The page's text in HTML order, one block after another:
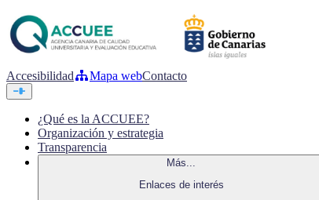
Accesibilidad Mapa webContacto
¿Qué es la ACCUEE?
Organización y estrategia
Transparencia
Más...
Enlaces de interés